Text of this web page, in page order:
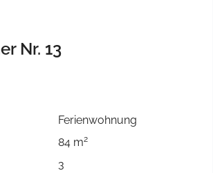
Nr. 13
Ferienwohnung
84 m2
3